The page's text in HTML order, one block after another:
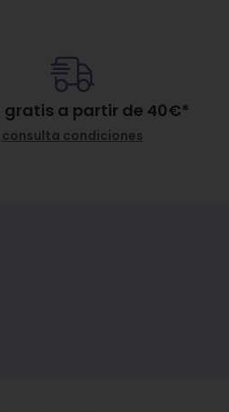
3 Esters; Glyceryl
Stearoyl Lactylate;
Cellulose Gum; Citrus
gratis a partir de 40€*
consulta condiciones